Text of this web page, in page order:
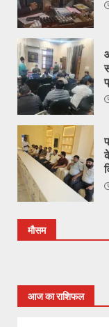
मौसम
आज का राशिफल